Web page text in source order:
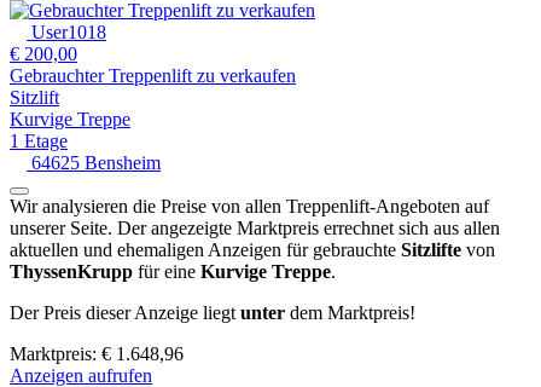
User1018
€ 200,00
Gebrauchter Treppenlift zu verkaufen
Sitzlift
Kurvige Treppe
1 Etage
64625 Bensheim
Wir analysieren die Preise von allen Treppenlift-Angeboten auf
unserer Seite. Der angezeigte Marktpreis errechnet sich aus allen
aktuellen und ehemaligen Anzeigen für gebrauchte Sitzlifte von
ThyssenKrupp für eine Kurvige Treppe.
Der Preis dieser Anzeige liegt unter dem Marktpreis!
Marktpreis: € 1.648,96
Anzeigen aufrufen